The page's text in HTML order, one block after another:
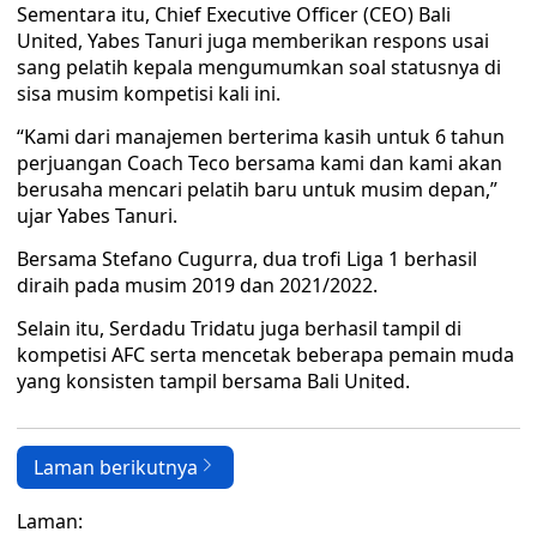
Sementara itu, Chief Executive Officer (CEO) Bali
United, Yabes Tanuri juga memberikan respons usai
sang pelatih kepala mengumumkan soal statusnya di
sisa musim kompetisi kali ini.
“Kami dari manajemen berterima kasih untuk 6 tahun
perjuangan Coach Teco bersama kami dan kami akan
berusaha mencari pelatih baru untuk musim depan,”
ujar Yabes Tanuri.
Bersama Stefano Cugurra, dua trofi Liga 1 berhasil
diraih pada musim 2019 dan 2021/2022.
Selain itu, Serdadu Tridatu juga berhasil tampil di
kompetisi AFC serta mencetak beberapa pemain muda
yang konsisten tampil bersama Bali United.
Laman berikutnya
Laman: